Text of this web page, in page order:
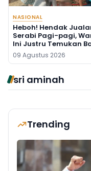
NASIONAL
Heboh! Hendak
Serabi Pagi-pagi,
Ini Justru Temukan
Baru Lahir di Pos
09 Agustus 2026
sri aminah
Trending